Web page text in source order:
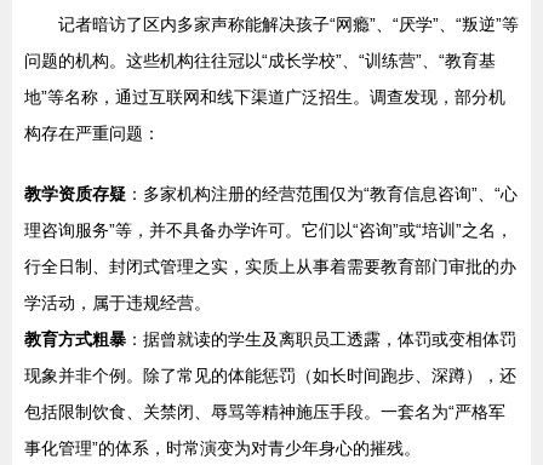
记者暗访了区内多家声称能解决孩子“网瘾”、“厌学”、“叛逆”等
问题的机构。这些机构往往冠以“成长学校”、“训练营”、“教育基
地”等名称，通过互联网和线下渠道广泛招生。调查发现，部分机
构存在严重问题：
教学资质存疑 ：多家机构注册的经营范围仅为“教育信息咨询”、“心
理咨询服务”等，并不具备办学许可。它们以“咨询”或“培训”之名，
行全日制、封闭式管理之实，实质上从事着需要教育部门审批的办
学活动，属于违规经营。
教育方式粗暴 ：据曾就读的学生及离职员工透露，体罚或变相体罚
现象并非个例。除了常见的体能惩罚（如长时间跑步、深蹲），还
包括限制饮食、关禁闭、辱骂等精神施压手段。一套名为“严格军
事化管理”的体系，时常演变为对青少年身心的摧残。